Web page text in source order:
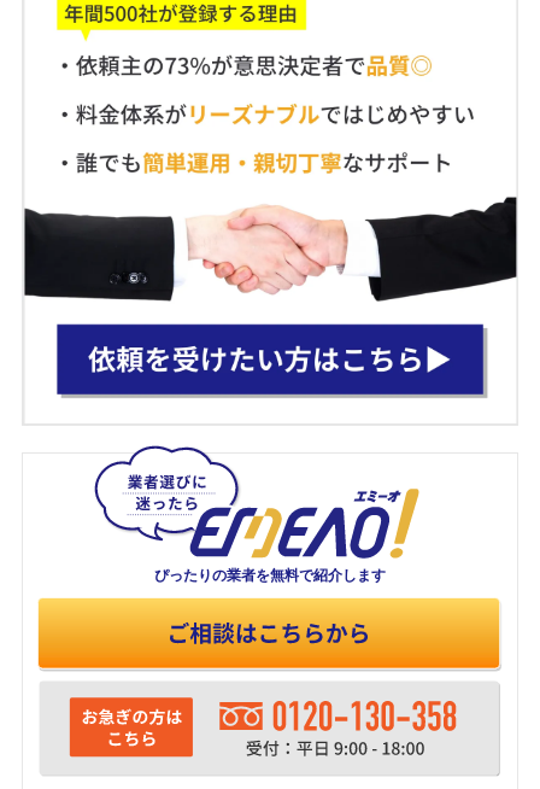
ぴったりの業者を無料で紹介します